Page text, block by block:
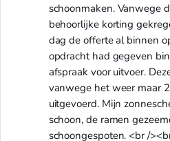
schoonmaken. Vanwege
behoorlijke korting
dag de offerte al binnen
opdracht had gegeven
afspraak voor uitvoer.
vanwege het weer maar
uitgevoerd. Mijn
schoon, de ramen
schoongespoten. <br /